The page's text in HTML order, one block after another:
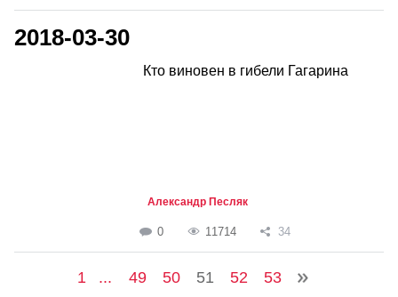
2018-03-30
Кто виновен в гибели Гагарина
Александр Песляк
0 11714 34
1 ... 49 50 51 52 53